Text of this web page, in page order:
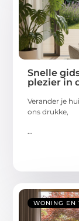
Snelle
plezier in
Verander je
ons drukke,
WONING EN